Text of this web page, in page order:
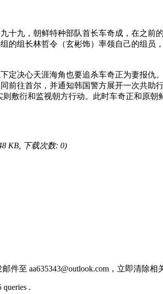
九，朝鲜特种部队首长车奇成，在之前
的组长林哲令（玄彬饰）率领自己的组
决心天涯海角也要追杀车奇正为妻报仇
前往首尔，并通知韩国警方展开一次共
敷衍和监视朝方行动。此时车奇正和原
KB, 下载次数: 0)
邮件至 aa635343@outlook.com ，立即清除相
queries .